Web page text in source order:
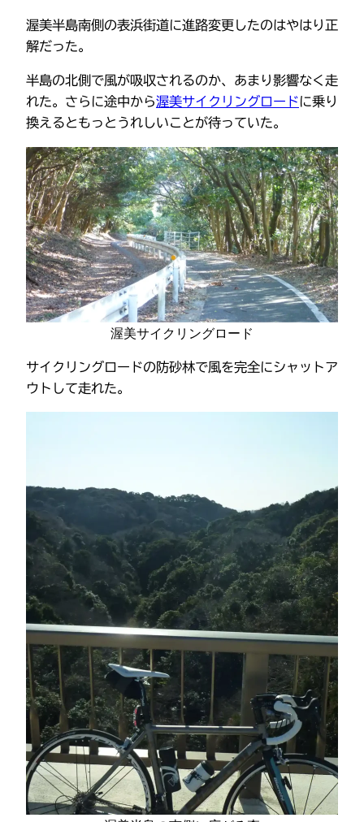
渥美半島南側の表浜街道に進路変更したのはやはり正
解だった。
半島の北側で風が吸収されるのか、あまり影響なく走
れた。さらに途中から渥美サイクリングロードに乗り
換えるともっとうれしいことが待っていた。
渥美サイクリングロード
サイクリングロードの防砂林で風を完全にシャットア
ウトして走れた。